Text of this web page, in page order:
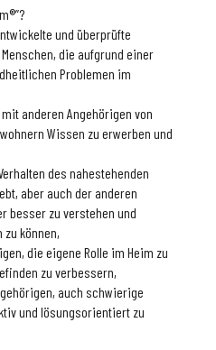
und überprüfte
die aufgrund einer
Problemen im
anderen Angehörigen von
Wissen zu erwerben und
des nahestehenden
aber auch der anderen
besser zu verstehen und
können,
die eigene Rolle im Heim zu
zu verbessern,
auch schwierige
und lösungsorientiert zu